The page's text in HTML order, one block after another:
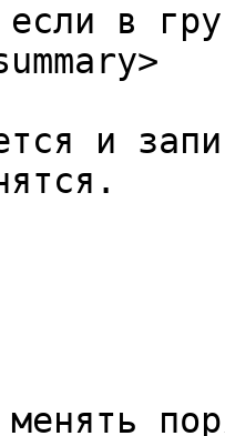
если в
и
менять